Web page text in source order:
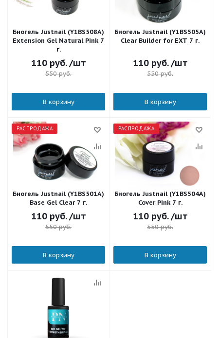
Биогель Justnail (Y1BS508A)
Extension Gel Natural Pink 7
г.
110руб. /шт
550руб.
В корзину
Биогель Justnail (Y1BS505A)
Clear Builder for EXT 7 г.
110руб. /шт
550руб.
В корзину
РАСПРОДАЖА
Биогель Justnail (Y1BS501A)
Base Gel Clear 7 г.
110руб. /шт
550руб.
В корзину
РАСПРОДАЖА
Биогель Justnail (Y1BS504A)
Cover Pink 7 г.
110руб. /шт
550руб.
В корзину